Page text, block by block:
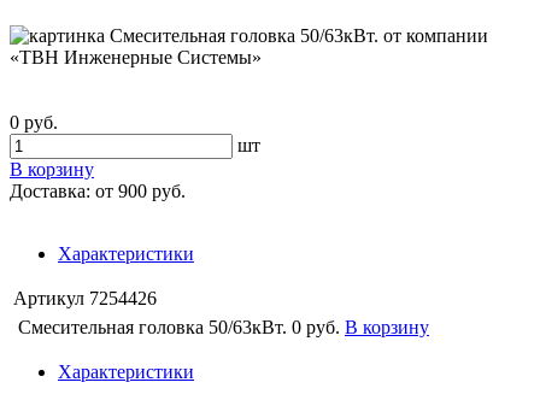
0 руб.
шт
В корзину
Доставка: от 900 руб.
Характеристики
Артикул 7254426
Смесительная головка 50/63кВт. 0 руб. В корзину
Характеристики